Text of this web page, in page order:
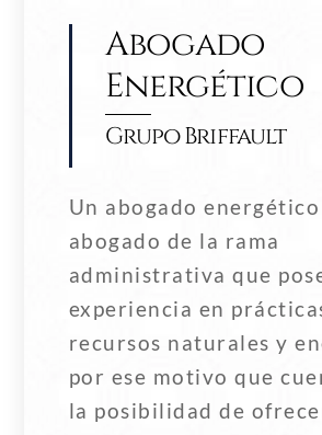
Abogado
Energético
Grupo Briffault
Un abogado energético
abogado de la rama
administrativa que
experiencia en
recursos naturales y
por ese motivo que
la posibilidad de